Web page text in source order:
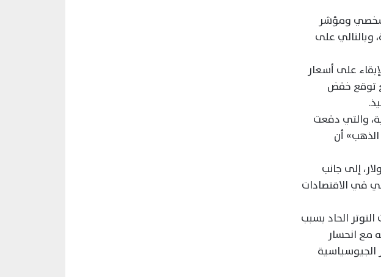
ومؤشر
وبالتالي على
على أسعار
توقع خفض
والتي دفعت
دولار، يؤكد «مرصد الذهب» أن
إلى جانب
في الاقتصادات
الحاد بسبب
مع انحسار
الجيوسياسية